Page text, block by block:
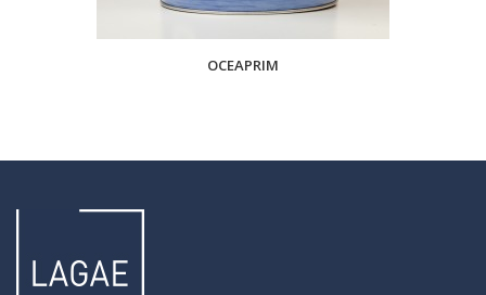
OCEAPRIM